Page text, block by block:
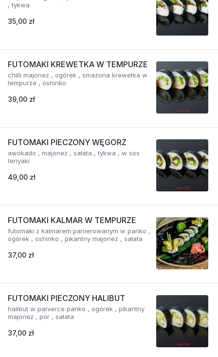
, tykwa
35,00 zł
FUTOMAKI KREWETKA W TEMPURZE
chilli majonez , ogórek , smażona krewetka w
tempurze , oshinko
39,00 zł
FUTOMAKI PIECZONY WĘGORZ
awokado , majonez , sałata , tykwa , w sos
teriyaki
49,00 zł
FUTOMAKI KALMAR W TEMPURZE
futomaki z kalmarem panierowanym w panko ,
ogórek , oshinko , pikantny majonez , sałata
37,00 zł
FUTOMAKI PIECZONY HALIBUT
halibut w panierce panko , ogórek , pikantny
majonez , por , sałata
37,00 zł